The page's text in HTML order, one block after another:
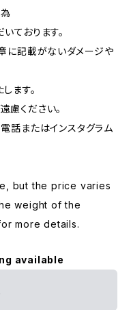
ております。
に記載がないダメージや
ます。
慮ください。
話またはインスタグラム
but the price varies
weight of the
more details.
available